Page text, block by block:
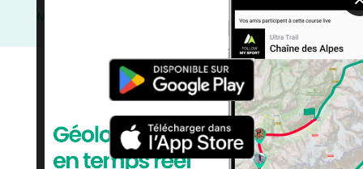
Marathon
Distance 100M/Distance
Auvergne Rhône Alpes